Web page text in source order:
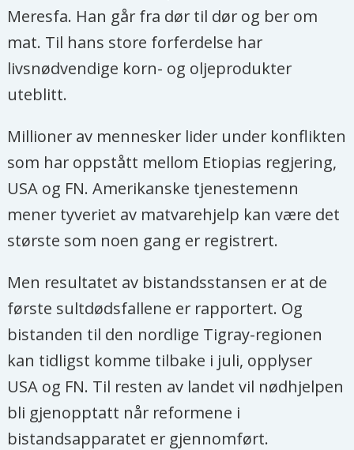
Meresfa. Han går fra dør til dør og ber om
mat. Til hans store forferdelse har
livsnødvendige korn- og oljeprodukter
uteblitt.
Millioner av mennesker lider under konflikten
som har oppstått mellom Etiopias regjering,
USA og FN. Amerikanske tjenestemenn
mener tyveriet av matvarehjelp kan være det
største som noen gang er registrert.
Men resultatet av bistandsstansen er at de
første sultdødsfallene er rapportert. Og
bistanden til den nordlige Tigray-regionen
kan tidligst komme tilbake i juli, opplyser
USA og FN. Til resten av landet vil nødhjelpen
bli gjenopptatt når reformene i
bistandsapparatet er gjennomført.